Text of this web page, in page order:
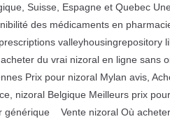
Suisse, Espagne et Quebec
des médicaments en
valleyhousingrepository
du vrai nizoral en ligne sans
Prix pour nizoral Mylan avis,
nizoral Belgique Meilleurs prix
générique Vente nizoral Où